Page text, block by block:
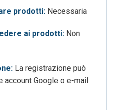
File", "Da Link web" e "Da
che meglio risponde
dashboard è inoltre
accedere a "Template" e
sinistro.
prodotti: Necessaria
ai prodotti: Non
La registrazione può
Google o e-mail